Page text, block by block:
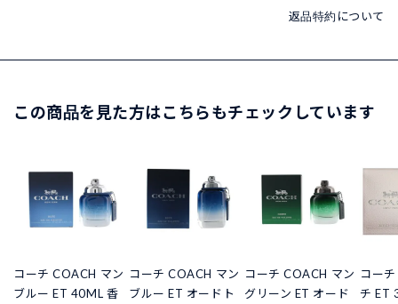
返品特約について
この商品を見た方はこちらもチェックしています
コーチ COACH マン
ブルー ET 40ML 香
コーチ COACH マン
ブルー ET オードト
コーチ COACH マン
グリーン ET オード
コー
チ ET